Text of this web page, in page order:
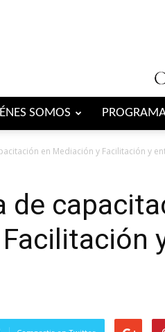
SOMOS
en Mediación y Facilitación y
de